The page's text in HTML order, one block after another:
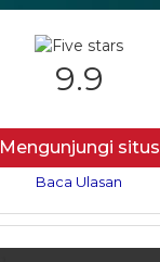
9.9
Mengunjungi situs
Baca Ulasan